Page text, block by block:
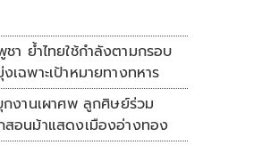
า ย้ำไทยใช้กำลังตามกรอบ
เฉพาะเป้าหมายทางทหาร
งานเผาศพ ลูกศิษย์ร่วม
สอนม้าแสดงเมืองอ่างทอง